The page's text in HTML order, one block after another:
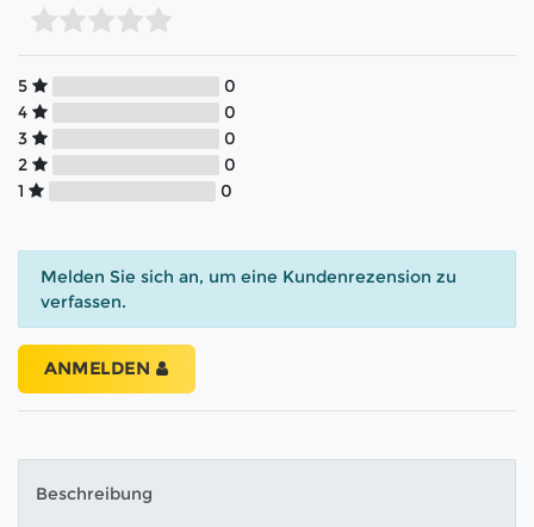
5
0
4
0
3
0
2
0
1
0
Melden Sie sich an, um eine Kundenrezension zu
verfassen.
ANMELDEN
Beschreibung